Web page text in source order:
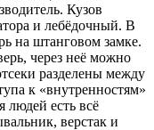
Кузов
и лебёдочный. В
на штанговом замке.
через неё можно
разделены между
к «внутренностям»
людей есть всё
верстак и